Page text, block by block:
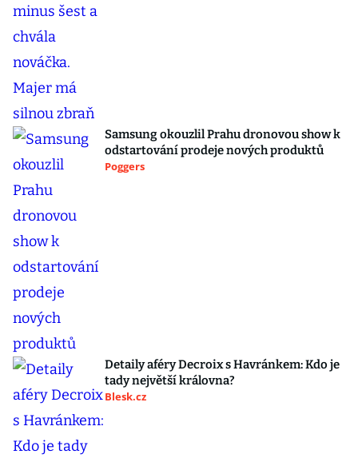
Samsung okouzlil Prahu dronovou show k
odstartování prodeje nových produktů
Poggers
Detaily aféry Decroix s Havránkem: Kdo je
tady největší královna?
Blesk.cz